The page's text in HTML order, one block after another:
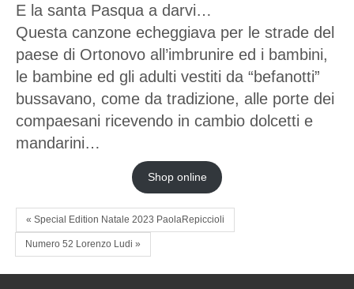
E la santa Pasqua a darvi…
Questa canzone echeggiava per le strade del
paese di Ortonovo all’imbrunire ed i bambini,
le bambine ed gli adulti vestiti da “befanotti”
bussavano, come da tradizione, alle porte dei
compaesani ricevendo in cambio dolcetti e
mandarini…
Shop online
« Special Edition Natale 2023 PaolaRepiccioli
Numero 52 Lorenzo Ludi »